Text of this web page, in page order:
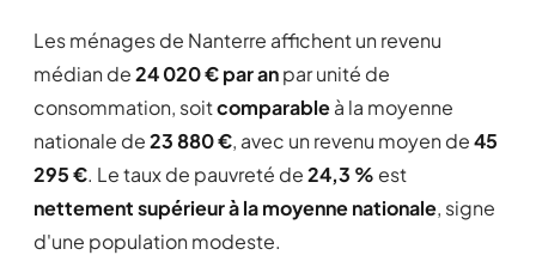
Les ménages de Nanterre affichent un revenu
médian de24 020 € par anpar unité de
consommation, soitcomparableà la moyenne
nationale de23 880 €, avec un revenu moyen de45
295 €. Le taux de pauvreté de24,3 % est
nettement supérieur à la moyenne nationale, signe
d'une population modeste.